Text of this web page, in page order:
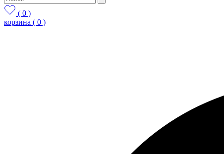
( 0 )
корзина ( 0 )